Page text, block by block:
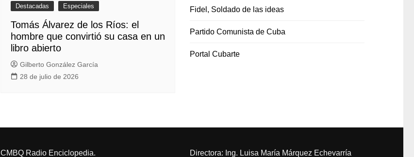
Destacadas Especiales
Tomás Álvarez de los Ríos: el
hombre que convirtió su casa en un
libro abierto
Gilberto González García
28 de julio de 2026
Fidel, Soldado de las ideas
Partido Comunista de Cuba
Portal Cubarte
CMBQ Radio Enciclopedia. Directora: Ing. Luisa María Márquez Echevarría